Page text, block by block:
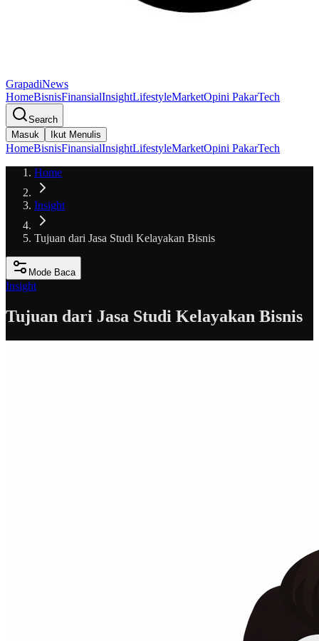
GrapadiNews
HomeBisnisFinansialInsightLifestyleMarketOpini PakarTech
Search
Masuk
Ikut Menulis
HomeBisnisFinansialInsightLifestyleMarketOpini PakarTech
Home
Insight
Tujuan dari Jasa Studi Kelayakan Bisnis
Mode Baca
Insight
Tujuan dari Jasa Studi Kelayakan Bisnis